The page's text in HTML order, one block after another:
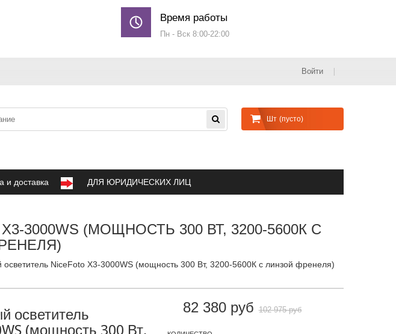
Время работы
Пн - Вск 8:00-22:00
Войти
Шт (пусто)
и доставка ДЛЯ ЮРИДИЧЕСКИХ ЛИЦ
3000WS (МОЩНОСТЬ 300 ВТ, 3200-5600К С
осветитель NiceFoto X3-3000WS (мощность 300 Вт, 3200-5600К с линзой френеля)
осветитель
(мощность 300 Вт,
82 380 руб 102 975 руб